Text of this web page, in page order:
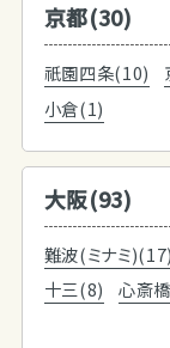
京都(30)
祇園四条(10)
小倉(1)
大阪(93)
難波(ミナミ)(17)
十三(8)
心斎